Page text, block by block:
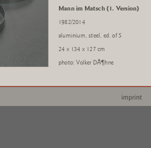
Mann im Matsch (1. Version)
1982/2014
aluminium, steel, ed. of 5
24 x 134 x 127 cm
photo: Volker DÃ¶hne